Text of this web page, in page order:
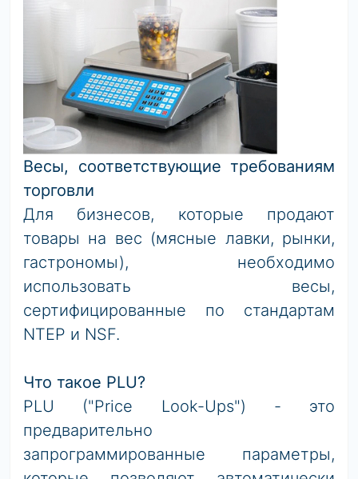
Весы, соответствующие требованиям
торговли
Для бизнесов, которые продают
товары на вес (мясные лавки, рынки,
гастрономы), необходимо
использовать весы,
сертифицированные по стандартам
NTEP и NSF.
Что такое PLU?
PLU ("Price Look-Ups") - это
предварительно
запрограммированные параметры,